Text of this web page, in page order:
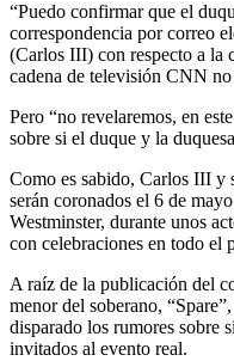
“Puedo confirmar que el
correspondencia por correo
(Carlos III) con respecto a la
cadena de televisión CNN
Pero “no revelaremos, en
sobre si el duque y la
Como es sabido, Carlos III y
serán coronados el 6 de
Westminster, durante unos
con celebraciones en todo el
A raíz de la publicación del
menor del soberano,
disparado los rumores sobre
invitados al evento real.